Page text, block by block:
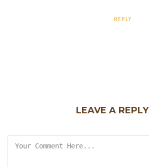
REPLY
LEAVE A REPLY